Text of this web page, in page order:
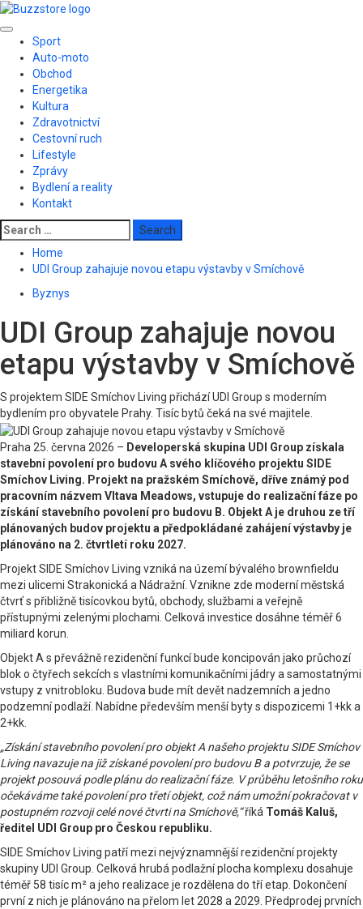
Skip
content
Primary
Menu
Sport
Auto-moto
Obchod
Energetika
Kultura
Zdravotnictví
Cestovní ruch
Lifestyle
Zprávy
Bydlení a reality
Kontakt
Search
for:
Home
UDI Group zahajuje novou etapu výstavby v Smíchově
Byznys
UDI Group zahajuje novou
etapu výstavby v Smíchově
S projektem SIDE Smíchov Living přichází UDI Group s moderním
bydlením pro obyvatele Prahy. Tisíc bytů čeká na své majitele.
Praha 25. června 2026 – Developerská skupina UDI Group získala
stavební povolení pro budovu A svého klíčového projektu SIDE
Smíchov Living. Projekt na pražském Smíchově, dříve známý pod
pracovním názvem Vltava Meadows, vstupuje do realizační fáze po
získání stavebního povolení pro budovu B. Objekt A je druhou ze tří
plánovaných budov projektu a předpokládané zahájení výstavby je
plánováno na 2. čtvrtletí roku 2027.
Projekt SIDE Smíchov Living vzniká na území bývalého brownfieldu
mezi ulicemi Strakonická a Nádražní. Vznikne zde moderní městská
čtvrť s přibližně tisícovkou bytů, obchody, službami a veřejně
přístupnými zelenými plochami. Celková investice dosáhne téměř 6
miliard korun.
Objekt A s převážně rezidenční funkcí bude koncipován jako průchozí
blok o čtyřech sekcích s vlastními komunikačními jádry a samostatnými
vstupy z vnitrobloku. Budova bude mít devět nadzemních a jedno
podzemní podlaží. Nabídne především menší byty s dispozicemi 1+kk a
2+kk.
„Získání stavebního povolení pro objekt A našeho projektu SIDE Smíchov
Living navazuje na již získané povolení pro budovu B a potvrzuje, že se
projekt posouvá podle plánu do realizační fáze. V průběhu letošního roku
očekáváme také povolení pro třetí objekt, což nám umožní pokračovat v
postupném rozvoji celé nové čtvrti na Smíchově,“říká Tomáš Kaluš,
ředitel UDI Group pro Českou republiku.
SIDE Smíchov Living patří mezi nejvýznamnější rezidenční projekty
skupiny UDI Group. Celková hrubá podlažní plocha komplexu dosahuje
téměř 58 tisíc m² a jeho realizace je rozdělena do tří etap. Dokončení
první z nich je plánováno na přelom let 2028 a 2029. Předprodej prvních